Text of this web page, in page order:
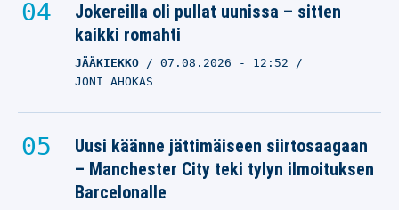
Jokereilla oli pullat uunissa – sitten
kaikki romahti
JÄÄKIEKKO 07.08.2026 - 12:52
JONI AHOKAS
Uusi käänne jättimäiseen siirtosaagaan
– Manchester City teki tylyn ilmoituksen
Barcelonalle